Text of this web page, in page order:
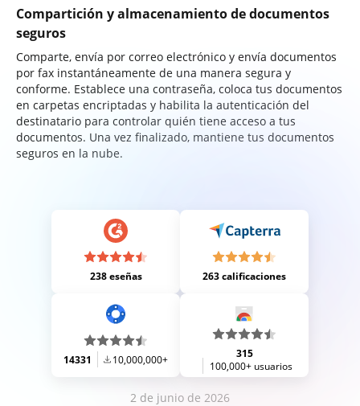
Compartición y almacenamiento de documentos
seguros
Comparte, envía por correo electrónico y envía documentos
por fax instantáneamente de una manera segura y
conforme. Establece una contraseña, coloca tus documentos
en carpetas encriptadas y habilita la autenticación del
destinatario para controlar quién tiene acceso a tus
documentos. Una vez finalizado, mantiene tus documentos
seguros en la nube.
238 eseñas 263 calificaciones
14331 10,000,000+
315
100,000+ usuarios
2 de junio de 2026